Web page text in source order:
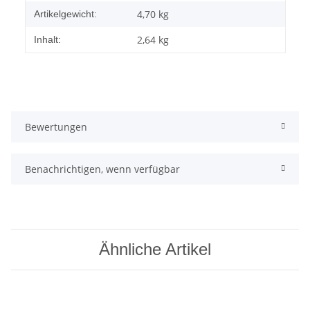
Artikelgewicht: 4,70 kg
Inhalt: 2,64 kg
Bewertungen
Benachrichtigen, wenn verfügbar
Ähnliche Artikel